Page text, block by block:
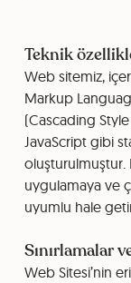
Teknik
Web sitemiz,
Markup
(Cascading
JavaScript gibi
oluşturulmuştur.
uygulamaya ve
uyumlu hale
Sınırlamalar
Web Sitesi’nin